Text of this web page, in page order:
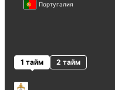
Португалия
1 тайм 2 тайм